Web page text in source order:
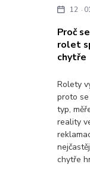
Proč
rolet
chytře
12
Rolety
proto
typ,
reality
chytře